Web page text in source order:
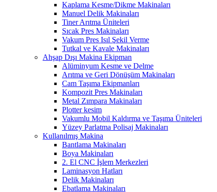
Kaplama Kesme/Dikme Makinaları
Manuel Delik Makinaları
Tiner Arıtma Üniteleri
Sıcak Pres Makinaları
Vakum Pres Isıl Şekil Verme
Tutkal ve Kavale Makinaları
Ahşap Dışı Makina Ekipman
Alüminyum Kesme ve Delme
Arıtma ve Geri Dönüşüm Makinaları
Cam Taşıma Ekipmanları
Kompozit Pres Makinaları
Metal Zımpara Makinaları
Plotter kesim
Vakumlu Mobil Kaldırma ve Taşıma Üniteleri
Yüzey Parlatma Polisaj Makinaları
Kullanılmış Makina
Bantlama Makinaları
Boya Makinaları
2. El CNC İşlem Merkezleri
Laminasyon Hatları
Delik Makinaları
Ebatlama Makinaları